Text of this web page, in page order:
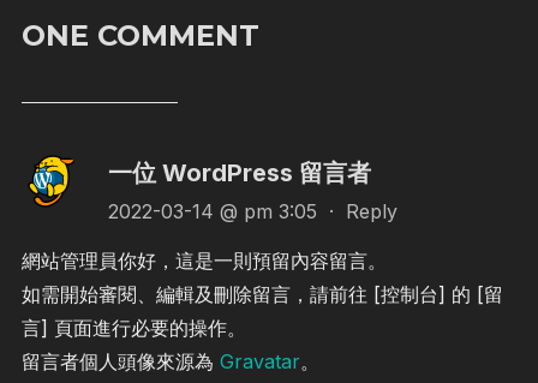
ONE COMMENT
一位 WordPress 留言者
2022-03-14 @ pm 3:05 · Reply
網站管理員你好，這是一則預留內容留言。
如需開始審閱、編輯及刪除留言，請前往 [控制台] 的 [留
言] 頁面進行必要的操作。
留言者個人頭像來源為 Gravatar。